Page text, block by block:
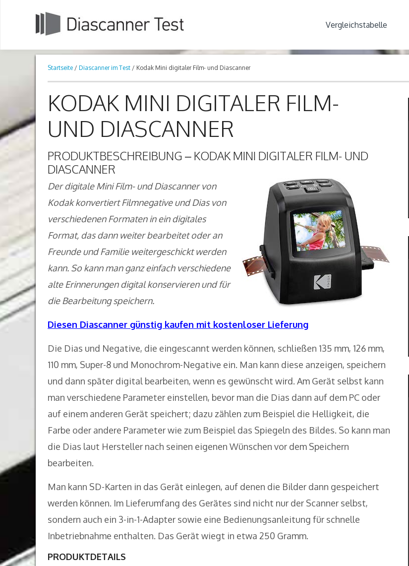
Vergleichstabelle
Startseite / Diascanner im Test / Kodak Mini digitaler Film- und Diascanner
KODAK MINI DIGITALER FILM-
UND DIASCANNER
PRODUKTBESCHREIBUNG – KODAK MINI DIGITALER FILM- UND
DIASCANNER
Der digitale Mini Film- und Diascanner von
Kodak konvertiert Filmnegative und Dias von
verschiedenen Formaten in ein digitales
Format, das dann weiter bearbeitet oder an
Freunde und Familie weitergeschickt werden
kann. So kann man ganz einfach verschiedene
alte Erinnerungen digital konservieren und für
die Bearbeitung speichern.
Diesen Diascanner günstig kaufen mit kostenloser Lieferung
Die Dias und Negative, die eingescannt werden können, schließen 135 mm, 126 mm,
110 mm, Super-8 und Monochrom-Negative ein. Man kann diese anzeigen, speichern
und dann später digital bearbeiten, wenn es gewünscht wird. Am Gerät selbst kann
man verschiedene Parameter einstellen, bevor man die Dias dann auf dem PC oder
auf einem anderen Gerät speichert; dazu zählen zum Beispiel die Helligkeit, die
Farbe oder andere Parameter wie zum Beispiel das Spiegeln des Bildes. So kann man
die Dias laut Hersteller nach seinen eigenen Wünschen vor dem Speichern
bearbeiten.
Man kann SD-Karten in das Gerät einlegen, auf denen die Bilder dann gespeichert
werden können. Im Lieferumfang des Gerätes sind nicht nur der Scanner selbst,
sondern auch ein 3-in-1-Adapter sowie eine Bedienungsanleitung für schnelle
Inbetriebnahme enthalten. Das Gerät wiegt in etwa 250 Gramm.
PRODUKTDETAILS